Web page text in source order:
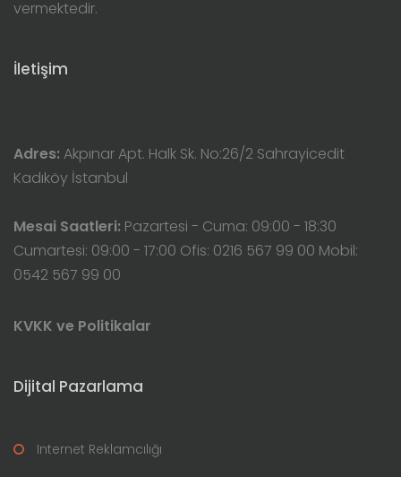
vermektedir.
İletişim
Adres: Akpınar Apt. Halk Sk. No:26/2 Sahrayicedit
Kadıköy İstanbul
Mesai Saatleri: Pazartesi - Cuma: 09:00 - 18:30
Cumartesi: 09:00 - 17:00 Ofis: 0216 567 99 00 Mobil:
0542 567 99 00
KVKK ve Politikalar
Dijital Pazarlama
Internet Reklamcılığı